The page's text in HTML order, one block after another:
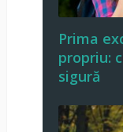
Prima
propriu:
sigură